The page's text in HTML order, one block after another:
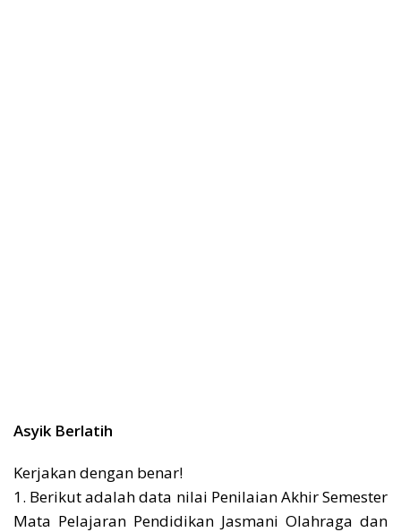
Asyik Berlatih
Kerjakan dengan benar!
1. Berikut adalah data nilai Penilaian Akhir Semester
Mata Pelajaran Pendidikan Jasmani Olahraga dan